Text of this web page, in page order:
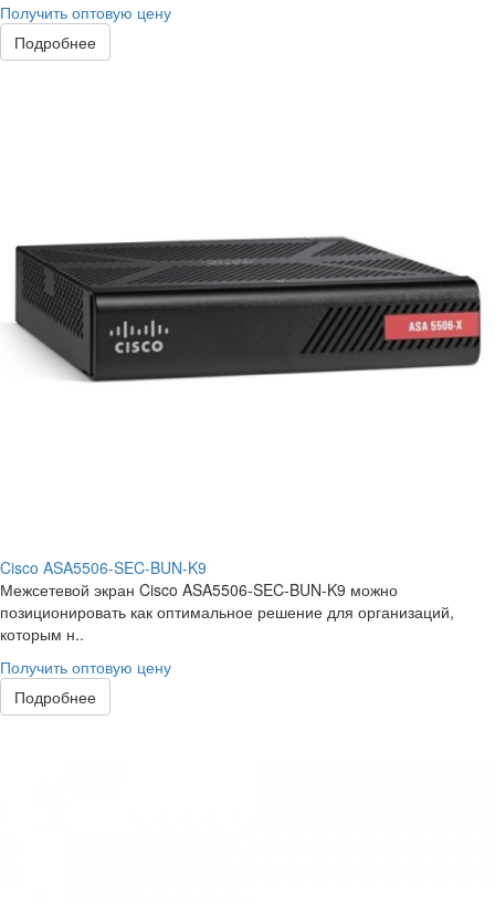
Получить оптовую цену
Подробнее
Cisco ASA5506-SEC-BUN-K9
Межсетевой экран Cisco ASA5506-SEC-BUN-K9 можно
позиционировать как оптимальное решение для организаций,
которым н..
Получить оптовую цену
Подробнее